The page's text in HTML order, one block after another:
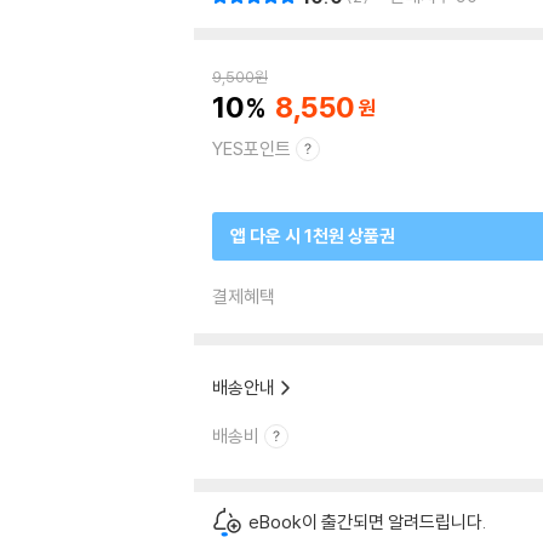
9,500원
10 8,550
YES포인트
앱 다운 시 1천원 상품권
결제혜택
배송안내
배송비
eBook이 출간되면 알려드립니다.